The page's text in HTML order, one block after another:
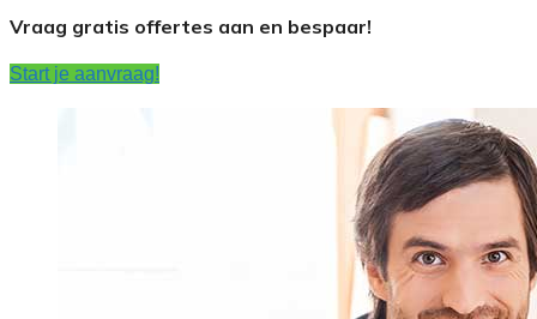
Vraag gratis offertes aan en bespaar!
Start je aanvraag!